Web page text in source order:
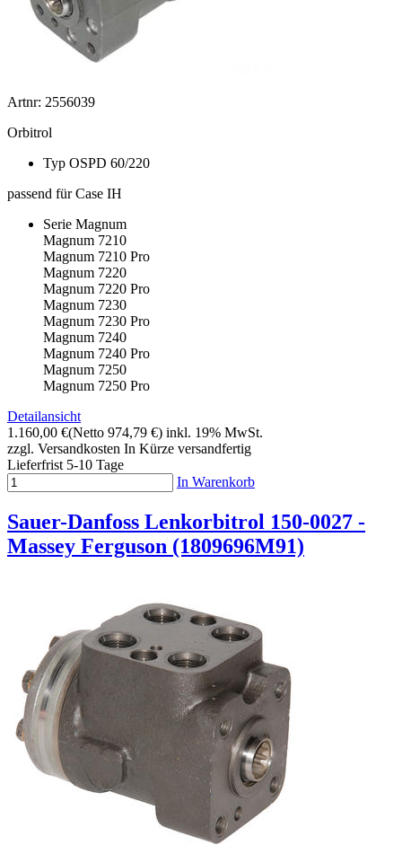
Artnr: 2556039
Orbitrol
Typ OSPD 60/220
passend für Case IH
Serie Magnum
Magnum 7210
Magnum 7210 Pro
Magnum 7220
Magnum 7220 Pro
Magnum 7230
Magnum 7230 Pro
Magnum 7240
Magnum 7240 Pro
Magnum 7250
Magnum 7250 Pro
Detailansicht
1.160,00 €(Netto 974,79 €) inkl. 19% MwSt.
zzgl. Versandkosten In Kürze versandfertig
Lieferfrist 5-10 Tage
In Warenkorb
Sauer-Danfoss Lenkorbitrol 150-0027 -
Massey Ferguson (1809696M91)